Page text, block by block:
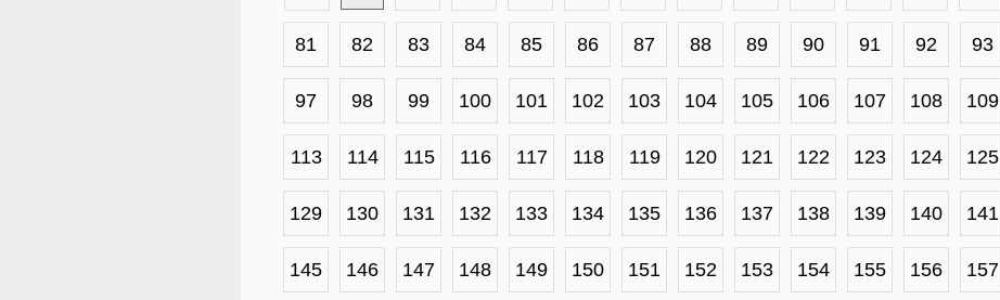
81 82 83 84 85 86 87 88 89 90 91 92 93
97 98 99 100 101 102 103 104 105 106 107 108 109
113 114 115 116 117 118 119 120 121 122 123 124 125
129 130 131 132 133 134 135 136 137 138 139 140 141
145 146 147 148 149 150 151 152 153 154 155 156 157